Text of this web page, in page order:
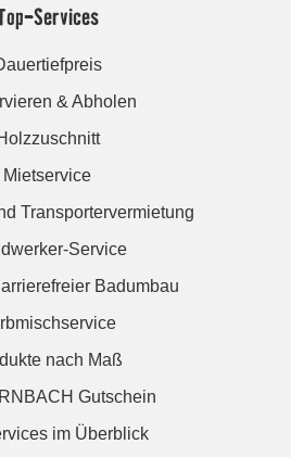
Services
& Abholen
Mietservice
Transportervermietung
Service
Badumbau
nach Maß
Gutschein
im Überblick